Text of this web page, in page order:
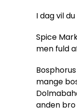
I dag vil
Spice
men fuld
mange
anden